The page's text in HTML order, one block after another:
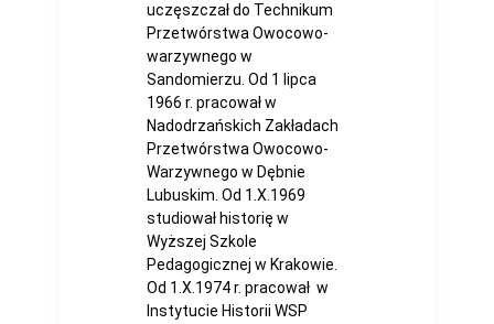
uczęszczał do Technikum
Przetwórstwa Owocowo-
warzywnego w
Sandomierzu. Od 1 lipca
1966 r. pracował w
Nadodrzańskich Zakładach
Przetwórstwa Owocowo-
Warzywnego w Dębnie
Lubuskim. Od 1.X.1969
studiował historię w
Wyższej Szkole
Pedagogicznej w Krakowie.
Od 1.X.1974 r. pracował w
Instytucie Historii WSP